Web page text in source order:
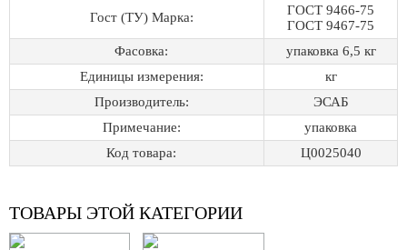
Гост (ТУ) Марка:
ГОСТ 9466-75
ГОСТ 9467-75
Фасовка:
упаковка 6,5 кг
Единицы измерения:
кг
Производитель:
ЭСАБ
Примечание:
упаковка
Код товара:
Ц0025040
ТОВАРЫ ЭТОЙ КАТЕГОРИИ